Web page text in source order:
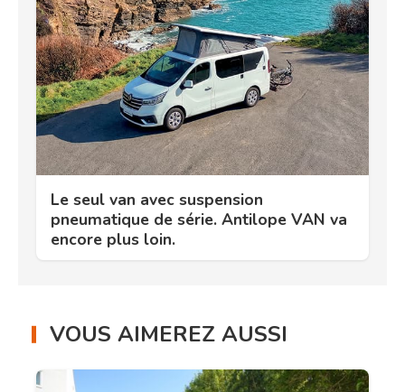
Le seul van avec suspension
pneumatique de série. Antilope VAN va
encore plus loin.
VOUS AIMEREZ AUSSI